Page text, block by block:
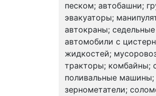
песком; автобашни;
эвакуаторы;
автокраны;
автомобили с
жидкостей;
тракторы; комбайны;
поливальные машины;
зернометатели;